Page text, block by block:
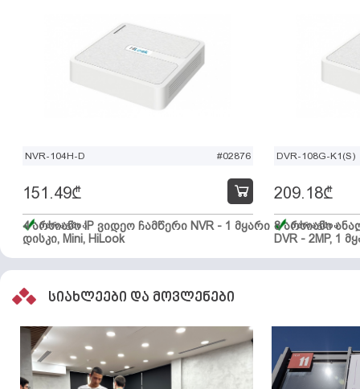
NVR-104H-D #02876
4 არხიანი IP ვიდეო ჩამწერი NVR - 1 მყარი
დისკი, Mini, HiLook
151.49₾
მარაგშია
DVR-108G-K1(S)
8 არხიანი
DVR - 2MP, 1
209.18₾
მარაგშია
სიახლეები და მოვლენები